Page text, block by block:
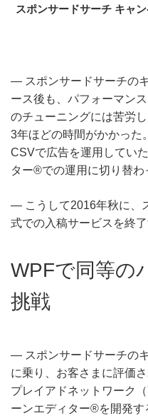
スポンサードサーチ キャ
― スポンサードサーチの
ース後も、パフォーマン
のチューニングには苦労
3年ほどの時間がかかった
CSVで広告を運用してい
ター®での運用に切り替わ
― こうして2016年秋に、
式での入稿サービスを終
WPFで同等の
挑戦
― スポンサードサーチの
に乗り、お客さまに評価
プレイアドネットワーク
ーンエディター®を開発す